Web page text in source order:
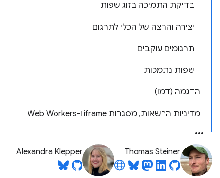
בדיקת התמיכה בזוג שפות
יצירה והרצה של הכלי לתרגום
תרגומים עוקבים
שפות נתמכות
הדגמה (דמו)
מדיניות הרשאות, מסגרות iframe ו-Web Workers
Thomas Steiner
Alexandra Klepper